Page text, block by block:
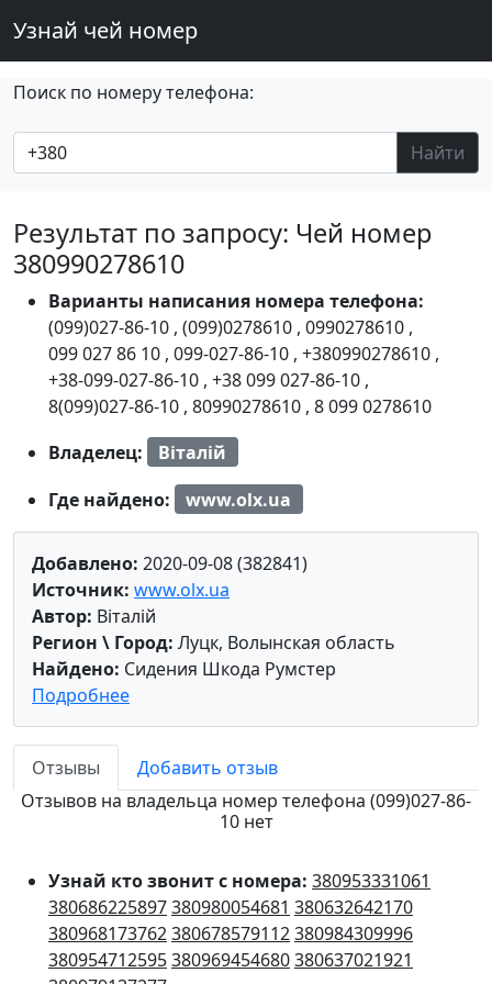
Узнай чей номер
Поиск по номеру телефона:
Найти
Результат по запросу: Чей номер
380990278610
Варианты написания номера телефона:
(099)027-86-10 , (099)0278610 , 0990278610 ,
099 027 86 10 , 099-027-86-10 , +380990278610 ,
+38-099-027-86-10 , +38 099 027-86-10 ,
8(099)027-86-10 , 80990278610 , 8 099 0278610
Владелец:
Віталій
Где найдено:
www.olx.ua
Добавлено: 2020-09-08 (382841)
Источник: www.olx.ua
Автор: Віталій
Регион \ Город: Луцк, Волынская область
Найдено: Сидения Шкода Румстер
Подробнее
Отзывы
Добавить отзыв
Отзывов на владельца номер телефона (099)027-86-
10 нет
Узнай кто звонит с номера: 380953331061
380686225897380980054681 380632642170
380968173762380678579112380984309996
380954712595380969454680380637021921